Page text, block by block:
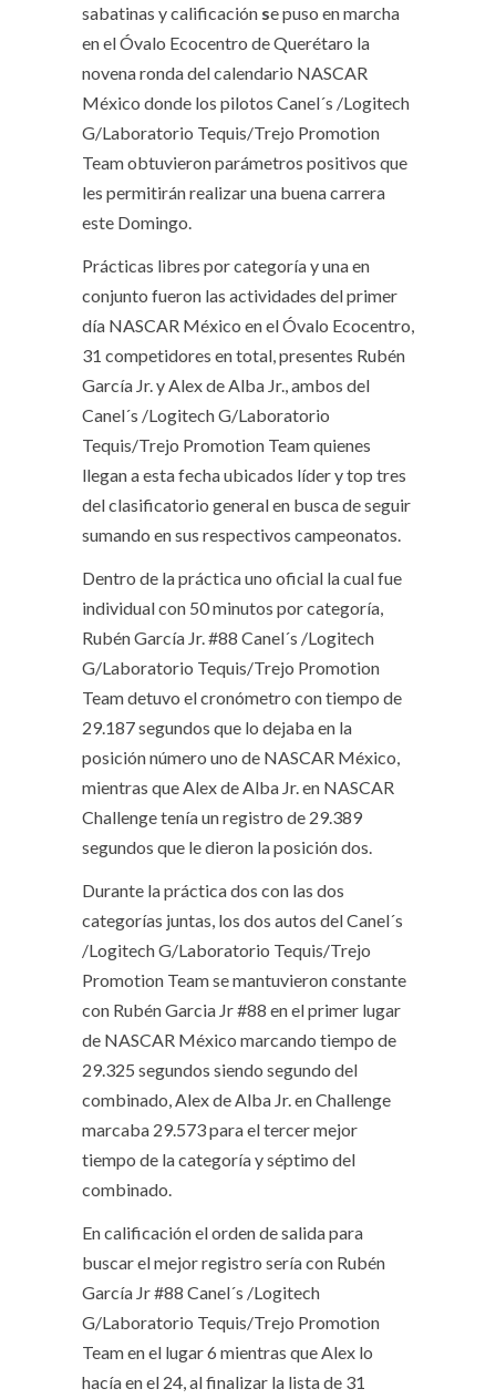
sabatinas y calificación se puso en marcha
en el Óvalo Ecocentro de Querétaro la
novena ronda del calendario NASCAR
México donde los pilotos Canel´s /Logitech
G/Laboratorio Tequis/Trejo Promotion
Team obtuvieron parámetros positivos que
les permitirán realizar una buena carrera
este Domingo.
Prácticas libres por categoría y una en
conjunto fueron las actividades del primer
día NASCAR México en el Óvalo Ecocentro,
31 competidores en total, presentes Rubén
García Jr. y Alex de Alba Jr., ambos del
Canel´s /Logitech G/Laboratorio
Tequis/Trejo Promotion Team quienes
llegan a esta fecha ubicados líder y top tres
del clasificatorio general en busca de seguir
sumando en sus respectivos campeonatos.
Dentro de la práctica uno oficial la cual fue
individual con 50 minutos por categoría,
Rubén García Jr. #88 Canel´s /Logitech
G/Laboratorio Tequis/Trejo Promotion
Team detuvo el cronómetro con tiempo de
29.187 segundos que lo dejaba en la
posición número uno de NASCAR México,
mientras que Alex de Alba Jr. en NASCAR
Challenge tenía un registro de 29.389
segundos que le dieron la posición dos.
Durante la práctica dos con las dos
categorías juntas, los dos autos del Canel´s
/Logitech G/Laboratorio Tequis/Trejo
Promotion Team se mantuvieron constante
con Rubén Garcia Jr #88 en el primer lugar
de NASCAR México marcando tiempo de
29.325 segundos siendo segundo del
combinado, Alex de Alba Jr. en Challenge
marcaba 29.573 para el tercer mejor
tiempo de la categoría y séptimo del
combinado.
En calificación el orden de salida para
buscar el mejor registro sería con Rubén
García Jr #88 Canel´s /Logitech
G/Laboratorio Tequis/Trejo Promotion
Team en el lugar 6 mientras que Alex lo
hacía en el 24, al finalizar la lista de 31